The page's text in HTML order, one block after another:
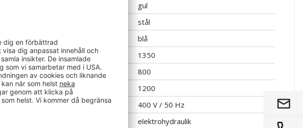
gul
stål
Färg
blå
Längd (mm)
1350
Bredd (mm)
800
Max belastning (kg)
1200
Driftspänning
400 V / 50 Hz
elektrohydraulik